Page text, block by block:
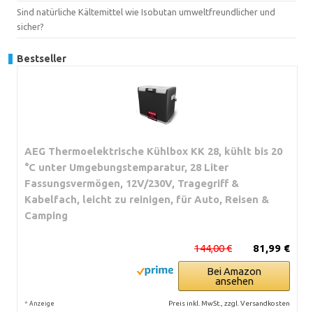
Sind natürliche Kältemittel wie Isobutan umweltfreundlicher und
sicher?
Bestseller
AEG Thermoelektrische Kühlbox KK 28, kühlt bis 20
°C unter Umgebungstemparatur, 28 Liter
Fassungsvermögen, 12V/230V, Tragegriff &
Kabelfach, leicht zu reinigen, für Auto, Reisen &
Camping
81,99 €
144,00 €
Bei Amazon
ansehen
* Anzeige Preis inkl. MwSt., zzgl. Versandkosten